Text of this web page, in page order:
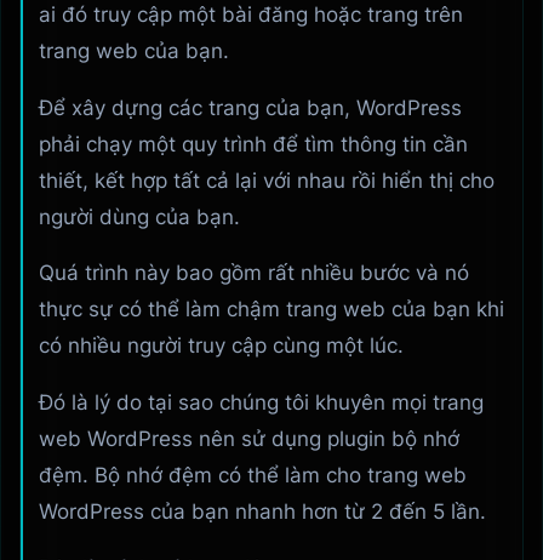
ai đó truy cập một bài đăng hoặc trang trên
trang web của bạn.
Để xây dựng các trang của bạn, WordPress
phải chạy một quy trình để tìm thông tin cần
thiết, kết hợp tất cả lại với nhau rồi hiển thị cho
người dùng của bạn.
Quá trình này bao gồm rất nhiều bước và nó
thực sự có thể làm chậm trang web của bạn khi
có nhiều người truy cập cùng một lúc.
Đó là lý do tại sao chúng tôi khuyên mọi trang
web WordPress nên sử dụng plugin bộ nhớ
đệm. Bộ nhớ đệm có thể làm cho trang web
WordPress của bạn nhanh hơn từ 2 đến 5 lần.